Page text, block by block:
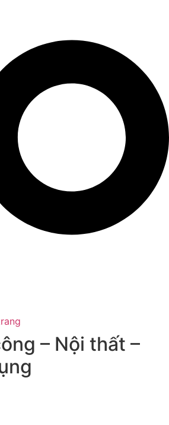
– Nội thất –